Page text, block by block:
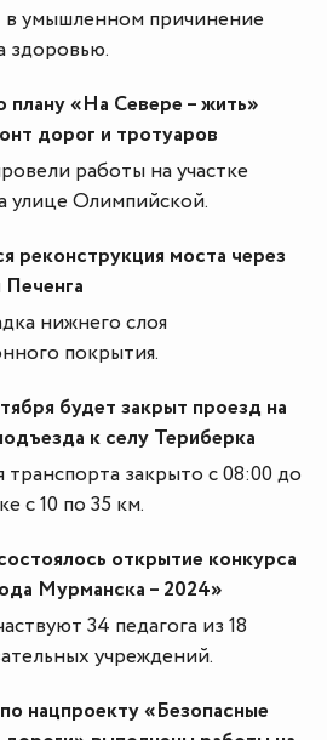
в умышленном причинение
здоровью.
плану «На Севере – жить»
дорог и тротуаров
работы на участке
улице Олимпийской.
реконструкция моста через
нижнего слоя
покрытия.
будет закрыт проезд на
к селу Териберка
закрыто с 08:00 до
с 10 по 35 км.
открытие конкурса
Мурманска – 2024»
34 педагога из 18
учреждений.
нацпроекту «Безопасные